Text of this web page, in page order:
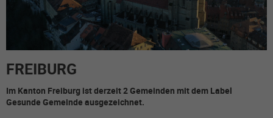
FREIBURG
Im Kanton Freiburg ist derzeit 2 Gemeinden mit dem Label
Gesunde Gemeinde ausgezeichnet.